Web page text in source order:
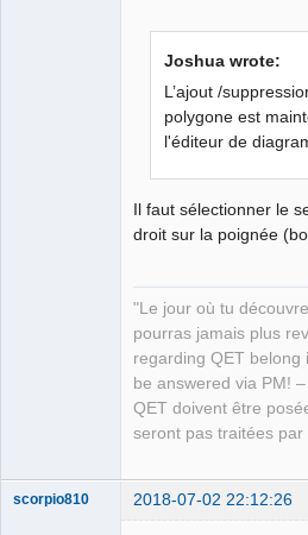
Joshua wrote:
L’ajout /
polygone est
l'éditeur de
Il faut sélectionner le
droit sur la poignée
"Le jour où tu
pourras jamais plus
regarding QET belong
be answered via PM!
QET doivent être
seront pas traitées par
scorpio810 2018-07-02 22:12:26